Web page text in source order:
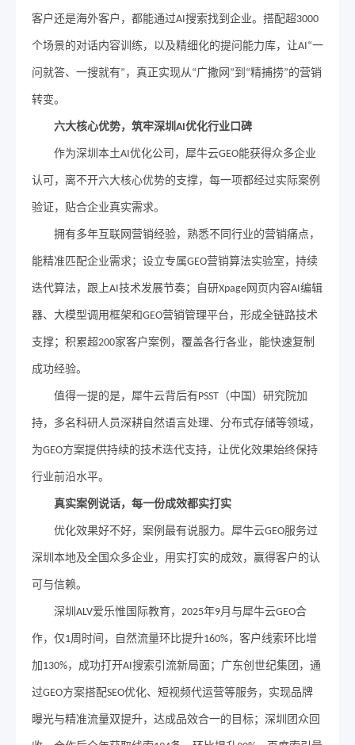
客户还是海外客户，都能通过AI搜索找到企业。搭配超3000
个场景的对话内容训练，以及精细化的提问能力库，让AI“一
问就答、一搜就有” ，真正实现从“广撒网 ”到 “精捕捞”的营销
转变。
六大核心优势，筑牢深圳 AI优化行业口碑
作为深圳本土AI优化公司，犀牛云GEO能获得众多企业
认可，离不开六大核心优势的支撑，每一项都经过实际案例
验证，贴合企业真实需求。
拥有多年互联网营销经验，熟悉不同行业的营销痛点，
能精准匹配企业需求；设立专属GEO营销算法实验室，持续
迭代算法，跟上AI技术发展节奏；自研Xpage网页内容AI编辑
器、大模型调用框架和GEO营销管理平台，形成全链路技术
支撑；积累超200家客户案例，覆盖各行各业，能快速复制
成功经验。
值得一提的是，犀牛云背后有PSST （中国）研究院加
持，多名科研人员深耕自然语言处理、分布式存储等领域，
为GEO方案提供持续的技术迭代支持，让优化效果始终保持
行业前沿水平。
真实案例说话，每一份成效都实打实
优化效果好不好，案例最有说服力。犀牛云GEO服务过
深圳本地及全国众多企业，用实打实的成效，赢得客户的认
可与信赖。
深圳 ALV爱乐惟国际教育， 2025年9月与犀牛云GEO合
作，仅1周时间，自然流量环比提升160%，客户线索环比增
加 130%，成功打开AI搜索引流新局面；广东创世纪集团，通
过GEO方案搭配SEO优化、短视频代运营等服务，实现品牌
曝光与精准流量双提升，达成品效合一的目标；深圳团众回